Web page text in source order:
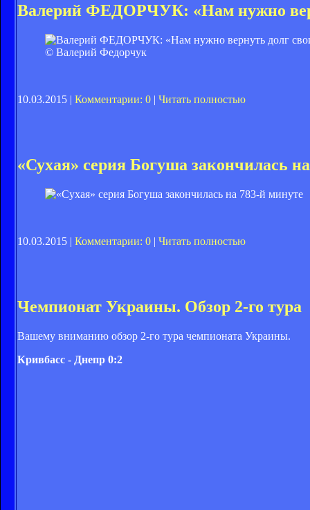
Валерий ФЕДОРЧУК: «Нам нужно
© Валерий Федорчук
10.03.2015 | Комментарии: 0 | Читать полностью
«Сухая» серия Богуша закончилась
10.03.2015 | Комментарии: 0 | Читать полностью
Чемпионат Украины. Обзор 2-го тура
Вашему вниманию обзор 2-го тура чемпионата Украины.
Кривбасс - Днепр 0:2